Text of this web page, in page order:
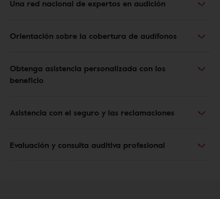
Una red nacional de expertos en audición
Orientación sobre la cobertura de audífonos
Obtenga asistencia personalizada con los
beneficio
Asistencia con el seguro y las reclamaciones
Evaluación y consulta auditiva profesional